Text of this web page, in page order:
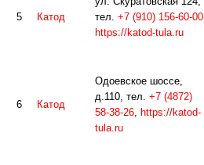
5 Катод
тел. +7 (910) 156-60-00
https://katod-tula.ru
6 Катод
Одоевское шоссе,
д.110, тел. +7 (4872)
58-38-26
https://katod-
tula.ru